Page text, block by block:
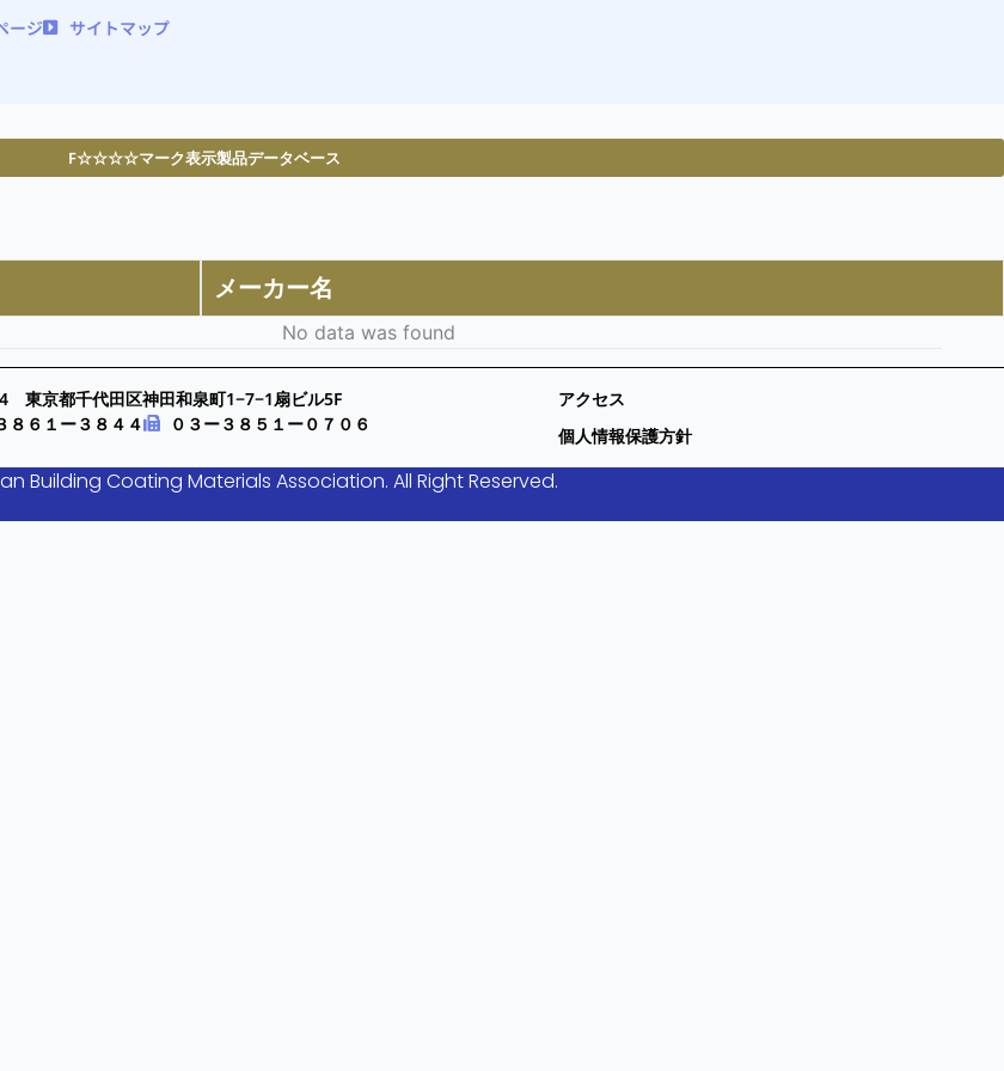
ージ サイトマップ
F☆☆☆☆マーク表示製品データベース
メーカー名
No data was found
東京都千代田区神田和泉町1−7−1扇ビル5F
８６１ー３８４４
０３ー３８５１ー０７０６
アクセス
個人情報保護方針
Building Coating Materials Association. All Right Reserved.